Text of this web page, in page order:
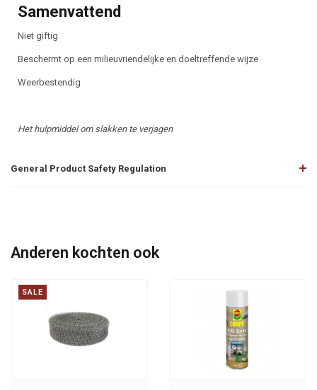
Samenvattend
Niet giftig
Beschermt op een milieuvriendelijke en doeltreffende wijze
Weerbestendig
Het hulpmiddel om slakken te verjagen
General Product Safety Regulation
Anderen kochten ook
SALE